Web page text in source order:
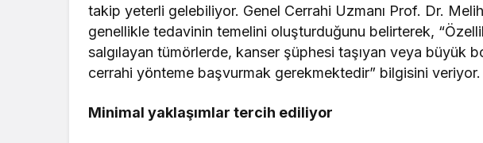
takip yeterli gelebiliyor. Genel Cerrahi Uzmanı Prof. Dr.
genellikle tedavinin temelini oluşturduğunu belirterek,
salgılayan tümörlerde, kanser şüphesi taşıyan veya büyük
cerrahi yönteme başvurmak gerekmektedir” bilgisini veriyor.
Minimal yaklaşımlar tercih ediliyor